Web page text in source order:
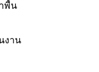
พื้น
งาน